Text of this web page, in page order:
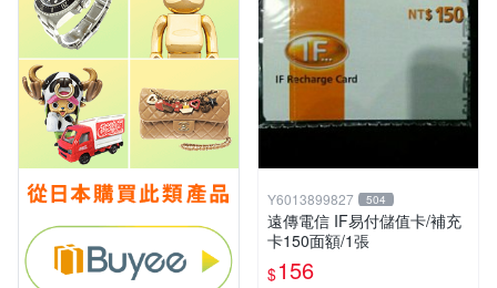
Y6013899827 504
遠傳電信 IF易付儲值卡/補充
卡150面額/1張
$156